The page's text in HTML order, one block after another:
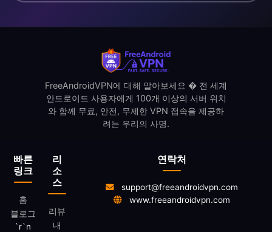
빠른
링크
홈
블로그
`r`n
리
소
스
리뷰
내
FreeAndroidVPN에 대해 알아보세요 � 전 세계
안드로이드 사용자에게 100개 이상의 서버 위치
와 함께 무료, 안전, 무제한 VPN 접속을 제공하
려는 우리의 사명.
연락처
support@freeandroidvpn.com
www.freeandroidvpn.com